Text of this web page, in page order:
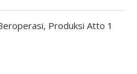
Produksi Atto 1